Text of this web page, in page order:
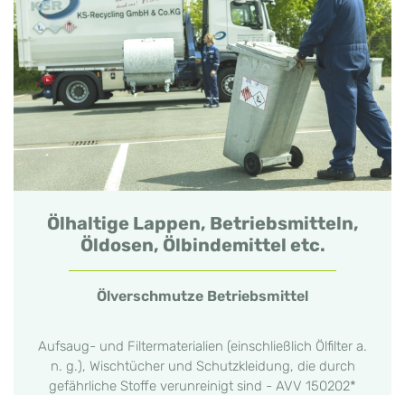
Ölhaltige Lappen, Betriebsmitteln,
Öldosen, Ölbindemittel etc.
Ölverschmutze Betriebsmittel
Aufsaug- und Filtermaterialien (einschließlich Ölfilter a.
n. g.), Wischtücher und Schutzkleidung, die durch
gefährliche Stoffe verunreinigt sind - AVV 150202*